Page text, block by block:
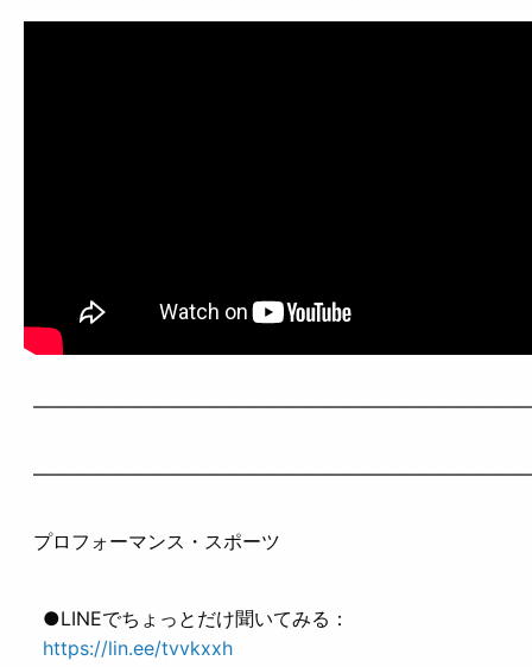
プロフォーマンス・スポーツ
●LINEでちょっとだけ聞いてみる：
https://lin.ee/tvvkxxh